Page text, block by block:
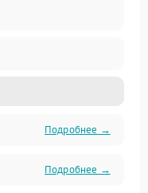
Подробнее →
Подробнее →